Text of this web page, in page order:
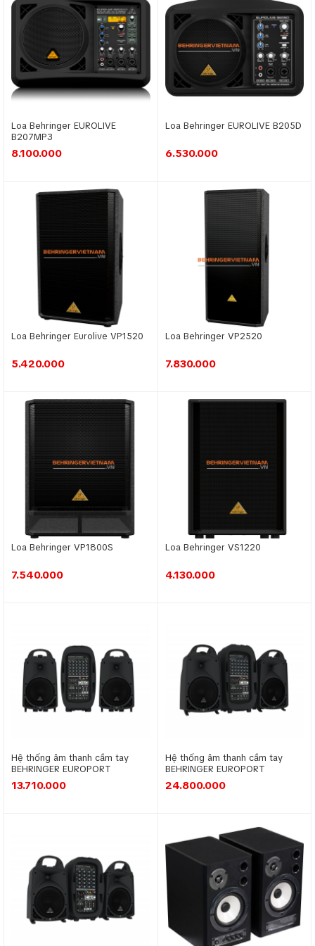
Loa Behringer EUROLIVE
B207MP3
8.100.000
Loa Behringer EUROLIVE B205D
6.530.000
Loa Behringer Eurolive VP1520
5.420.000
Loa Behringer VP2520
7.830.000
Loa Behringer VP1800S
7.540.000
Loa Behringer VS1220
4.130.000
Hệ thống âm thanh cầm tay
BEHRINGER EUROPORT
EPS500MP3
13.710.000
Hệ thống âm thanh cầm tay
BEHRINGER EUROPORT
PPA2000BT
24.800.000